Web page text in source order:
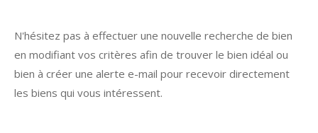
N'hésitez pas à effectuer une nouvelle recherche de bien
en modifiant vos critères afin de trouver le bien idéal ou
bien à créer une alerte e-mail pour recevoir directement
les biens qui vous intéressent.